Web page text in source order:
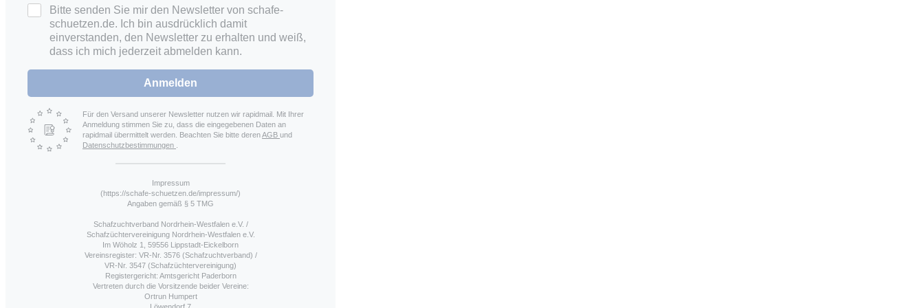
Bitte senden Sie mir den Newsletter von schafe-
schuetzen.de. Ich bin ausdrücklich damit
einverstanden, den Newsletter zu erhalten und weiß,
dass ich mich jederzeit abmelden kann.
Anmelden
Für den Versand unserer Newsletter nutzen wir rapidmail. Mit Ihrer
Anmeldung stimmen Sie zu, dass die eingegebenen Daten an
rapidmail übermittelt werden. Beachten Sie bitte derenAGB und
Datenschutzbestimmungen
Impressum
(https://schafe-schuetzen.de/impressum/)
Angaben gemäß § 5 TMG
Schafzuchtverband Nordrhein-Westfalen e.V. /
Schafzüchtervereinigung Nordrhein-Westfalen e.V.
Im Wöholz 1, 59556 Lippstadt-Eickelborn
Vereinsregister: VR-Nr. 3576 (Schafzuchtverband) /
VR-Nr. 3547 (Schafzüchtervereinigung)
Registergericht: Amtsgericht Paderborn
Vertreten durch die Vorsitzende beider Vereine:
Ortrun Humpert